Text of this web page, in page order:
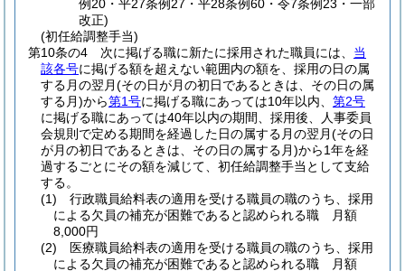
例20・平27条例27・平28条例60・令7条例23・一部
改正)
(初任給調整手当)
第10条の4
次に掲げる職に新たに採用された職員には、 当
該各号に掲げる額を超えない範囲内の額を、採用の日の属
する月の翌月(その日が月の初日であるときは、その日の属
する月)から第1号に掲げる職にあっては10年以内、 第2号
に掲げる職にあっては40年以内の期間、採用後、人事委員
会規則で定める期間を経過した日の属する月の翌月(その日
が月の初日であるときは、その日の属する月)から1年を経
過するごとにその額を減じて、初任給調整手当として支給
する。
(1)
行政職員給料表の適用を受ける職員の職のうち、採用
による欠員の補充が困難であると認められる職 月額
8,000円
(2)
医療職員給料表の適用を受ける職員の職のうち、採用
による欠員の補充が困難であると認められる職 月額